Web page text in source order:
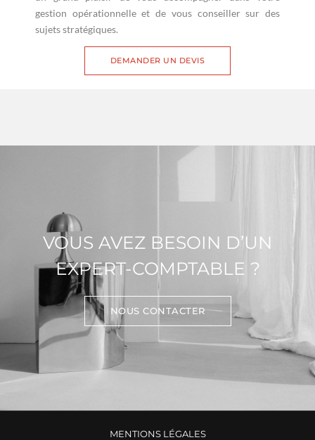
gestion opérationnelle et de vous conseiller sur des
sujets stratégiques.
DEMANDER UN DEVIS
VOUS AVEZ BESOIN D’UN
EXPERT-COMPTABLE ?
NOUS CONTACTER
MENTIONS LÉGALES